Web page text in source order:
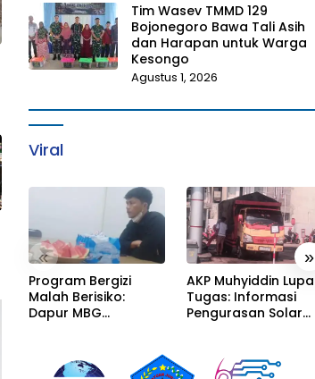
Tim Wasev TMMD 129
Bojonegoro Bawa Tali Asih
dan Harapan untuk Warga
Kesongo
Agustus 1, 2026
Viral
« »
Program Bergizi
Malah Berisiko:
Dapur MBG
Fasilitas Jauh dari
AKP Muhyiddin Lupa
Tugas: Informasi
Pengurasan Solar
Lain Carikan Bukti!